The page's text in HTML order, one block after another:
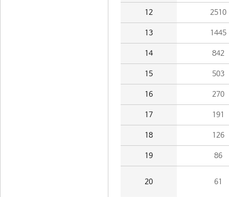
12 2510
13 1445
14 842
15 503
16 270
17 191
18 126
19 86
20 61